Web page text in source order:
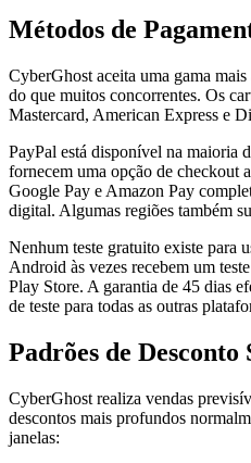
Métodos de
CyberGhost aceita uma gama
do que muitos concorrentes. Os
Mastercard, American Express e
PayPal está disponível na maioria
fornecem uma opção de checkout
Google Pay e Amazon Pay
digital. Algumas regiões também
Nenhum teste gratuito existe para
Android às vezes recebem um
Play Store. A garantia de 45 dias
de teste para todas as outras
Padrões de Desconto
CyberGhost realiza vendas
descontos mais profundos
janelas: